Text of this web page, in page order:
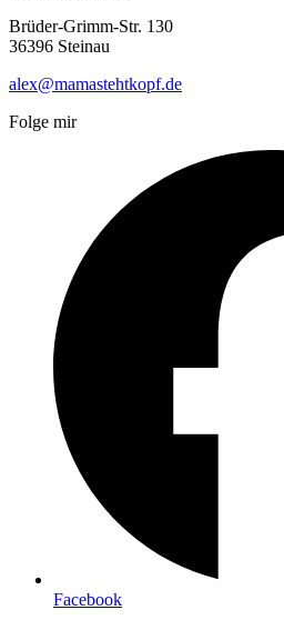
Brüder-Grimm-Str. 130
36396 Steinau
alex@mamastehtkopf.de
Folge mir
Facebook